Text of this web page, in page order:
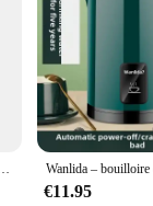
a stylish
an indispensable
efficient part of your
it's also about
Whether you're a
countertop,
domestique, mise hors tension automatique, 110V, 220 L
€11.95